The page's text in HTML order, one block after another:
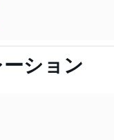
ション